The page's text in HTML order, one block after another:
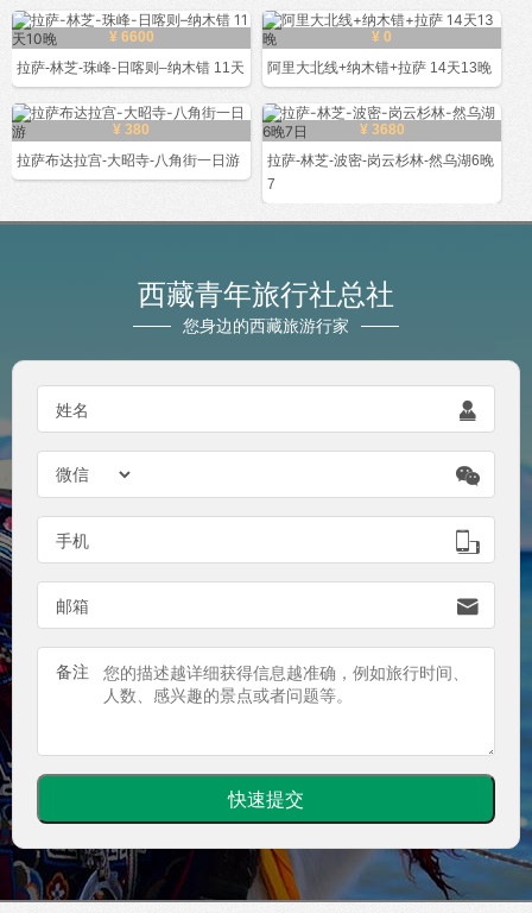
¥ 6600
拉萨-林芝-珠峰-日喀则–纳木错 11天
¥ 0
阿里大北线+纳木错+拉萨 14天13晚
¥ 380
拉萨布达拉宫-大昭寺-八角街一日游
¥ 3680
拉萨-林芝-波密-岗云杉林-然乌湖6晚
7
西藏青年旅行社总社
您身边的西藏旅游行家
姓名 

手机 
邮箱 
备注